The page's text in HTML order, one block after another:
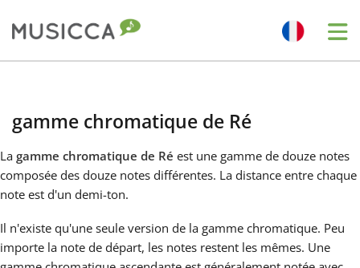
Deutsch
gamme chromatique de Ré
La gamme chromatique de Ré est une gamme de douze notes
composée des douze notes différentes. La distance entre chaque
note est d'un demi-ton.
Il n'existe qu'une seule version de la gamme chromatique. Peu
importe la note de départ, les notes restent les mêmes. Une